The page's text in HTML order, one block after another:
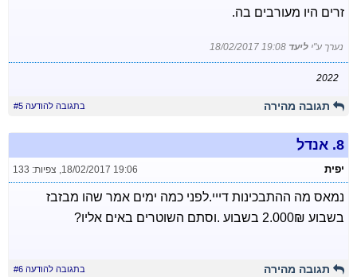
זרים היו מעורבים בה.
נערך ע"י ליעד 18/02/2017 19:08
2022
תגובה מהירה בתגובה להודעה #5
8. אנדל
יפית 18/02/2017 19:06
, צפיות: 133
נמאס מה ההתבכינות דייי.לפני כמה ימים אמר שהו מבזבז
בשבוע 2.000₪ בשבוע .וסתם השוטרים באים אליו?
תגובה מהירה בתגובה להודעה #6